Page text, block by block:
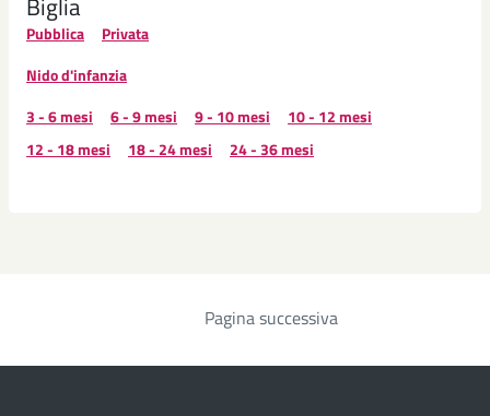
Pubblica
Privata
Nido d'infanzia
3 - 6 mesi
6 - 9 mesi 9 - 10 mesi
10 - 12 mesi
12 - 18 mesi
18 - 24 mesi 24 - 36 mesi
Pagina successiva